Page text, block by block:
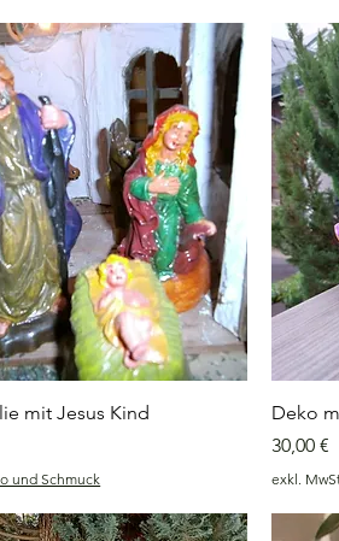
mit Jesus Kind
und Schmuck
Deko
Preis
30,00 €
exkl.